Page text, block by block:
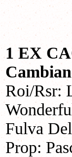
1 EX
Roi/Rsr:
Fulva
Prop: